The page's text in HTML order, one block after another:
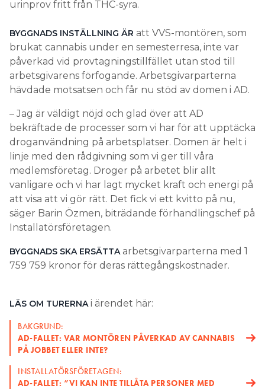
vilken testmetod som ska användas och vad man
vänta på rätt nivåer på testvärden räcker inte, anser
vi.
urinprov fritt från THC-syra.
BYGGNADS INSTÄLLNING ÄR att VVS-montören, som
brukat cannabis under en semesterresa, inte var
påverkad vid provtagningstillfället utan stod till
arbetsgivarens förfogande. Arbetsgivarparterna
hävdade motsatsen och får nu stöd av domen i AD.
– Jag är väldigt nöjd och glad över att AD
bekräftade de processer som vi har för att upptäcka
droganvändning på arbetsplatser. Domen är helt i
linje med den rådgivning som vi ger till våra
medlemsföretag. Droger på arbetet blir allt
vanligare och vi har lagt mycket kraft och energi på
att visa att vi gör rätt. Det fick vi ett kvitto på nu,
säger Barin Özmen, biträdande förhandlingschef på
Installatörsföretagen.
BYGGNADS SKA ERSÄTTAarbetsgivarparterna med 1
759 759 kronor för deras rättegångskostnader.
LÄS OM TURERNAi ärendet här:
BAKGRUND:
AD-FALLET: VAR MONTÖREN PÅVERKAD AV CANNABIS
PÅ JOBBET ELLER INTE?
INSTALLATÖRSFÖRETAGEN:
AD-FALLET: ”VI KAN INTE TILLÅTA PERSONER MED